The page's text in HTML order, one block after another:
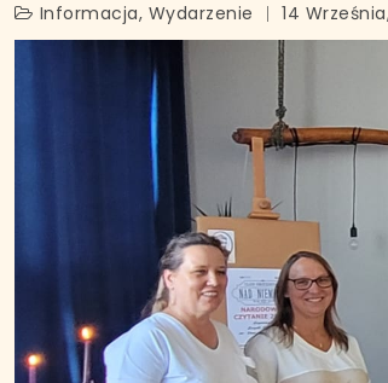
Informacja, Wydarzenie 14